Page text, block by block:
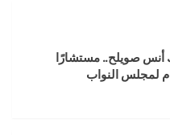
أنس صويلح.. مستشارًا
لمجلس النواب